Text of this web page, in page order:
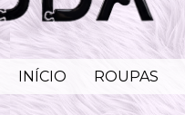
INÍCIO ROUPAS